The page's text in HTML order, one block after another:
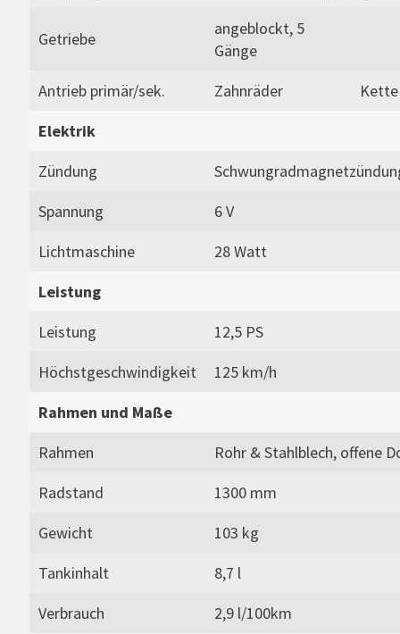
Getriebe
angeblockt, 5
Gänge
Antrieb primär/sek.
Zahnräder
Kette
Elektrik
Zündung
Spannung
6 V
Lichtmaschine
28 Watt
Leistung
Leistung
12,5 PS
Höchstgeschwindigkeit
125 km/h
Rahmen und Maße
Rahmen
Rohr & Stahlblech, offene
Radstand
1300 mm
Gewicht
103 kg
Tankinhalt
8,7 l
Verbrauch
2,9 l/100km